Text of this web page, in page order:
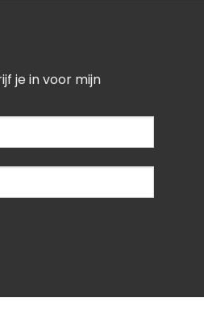
je in voor mijn